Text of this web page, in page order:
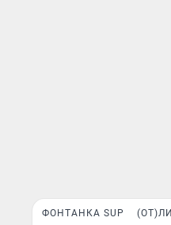
ФОНТАНКА SUP